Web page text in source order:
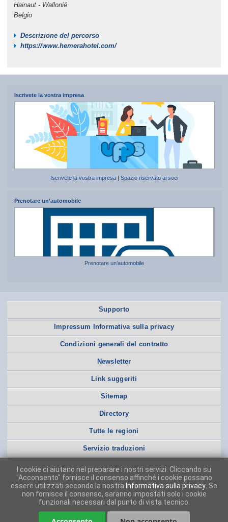
Hainaut - Wallonië
Belgio
Descrizione del percorso
https://www.hemerahotel.com/
Iscrivete la vostra impresa
Iscrivete la vostra impresa |Spazio riservato ai soci
Prenotare un’automobile
Prenotare un’automobile
Supporto
Impressum Informativa sulla privacy
Condizioni generali del contratto
Newsletter
Link suggeriti
Sitemap
Directory
Tutte le regioni
Servizio traduzioni
I cookie ci aiutano nel preparare i nostri servizi. Cliccando su
"Acconsento" fornisce il consenso affinché i cookie possano
essere utilizzati secondo la nostra Informativa sulla privacy . Se
non fornisce il consenso, saranno impostati solo i cookie
funzionali necessari dal punto di vista tecnico.